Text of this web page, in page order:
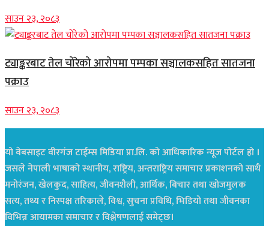
साउन २३, २०८३
ट्याङ्करबाट तेल चोरेको आरोपमा पम्पका सञ्चालकसहित सातजना
पक्राउ
साउन २३, २०८३
यो वेबसाइट वीरगंज टाईम्स मिडिया प्रा.लि. को आधिकारिक न्यूज पोर्टल हो ।
जसले नेपाली भाषाको स्थानीय, राष्ट्रिय, अन्तराष्ट्रिय समाचार प्रकाशनको साथै
मनोरंजन, खेलकुद, साहित्य, जीवनशैली, आर्थिक, बिचार तथा खोजमुलक
सत्य, तथ्य र निस्पक्ष तरिकाले, विश्व, सुचना प्रविधि, भिडियो तथा जीवनका
विभिन्न आयामका समाचार र विश्लेषणलाई समेट्छ।